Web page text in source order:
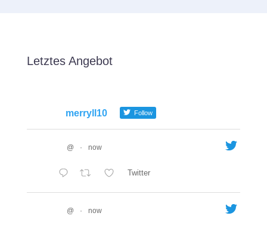
Letztes Angebot
merryll10 Follow
@ · now
Twitter
@ · now